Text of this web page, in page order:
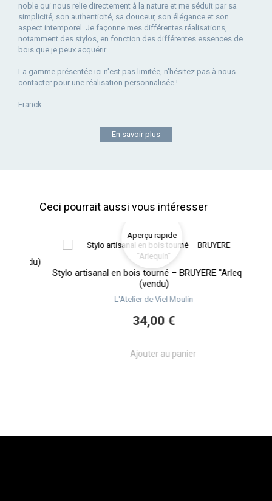
noble qui nous relie directement à la nature et me séduit par sa
simplicité, son authenticité, sa douceur, son élégance et son
aspect intemporel. Je façonne mes différentes réalisations,
notamment des stylos, en fonction des différentes essences de
bois que je peux acquérir.
La gamme présentée ici n'est pas limitée, n'hésitez pas à nous
contacter pour une réalisation personnalisée !
Franck
En savoir plus
Ceci pourrait aussi vous intéresser
Aperçu rapide
Stylo artisanal en bois tourné – BRUYERE ''Arlequin''
(vendu)
L'Atelier de Viel Moulin
34,00 €
Ajouter au panier